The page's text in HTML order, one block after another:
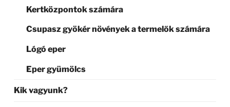
Kertközpontok számára
Csupasz gyökér növények a termelők számára
Lógó eper
Eper gyümölcs
Kik vagyunk?